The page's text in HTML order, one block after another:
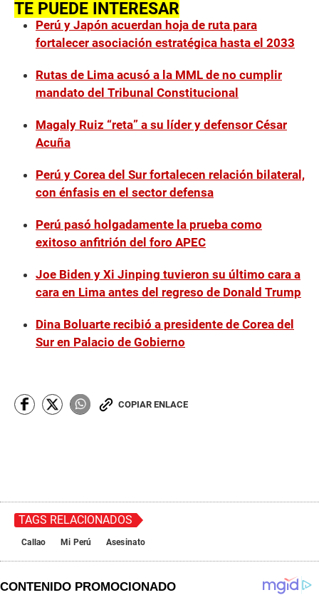
TE PUEDE INTERESAR
Perú y Japón acuerdan hoja de ruta para
fortalecer asociación estratégica hasta el 2033
Rutas de Lima acusó a la MML de no cumplir
mandato del Tribunal Constitucional
Magaly Ruiz “reta” a su líder y defensor César
Acuña
Perú y Corea del Sur fortalecen relación bilateral,
con énfasis en el sector defensa
Perú pasó holgadamente la prueba como
exitoso anfitrión del foro APEC
Joe Biden y Xi Jinping tuvieron su último cara a
cara en Lima antes del regreso de Donald Trump
Dina Boluarte recibió a presidente de Corea del
Sur en Palacio de Gobierno
COPIAR ENLACE
TAGS RELACIONADOS
Callao Mi Perú Asesinato